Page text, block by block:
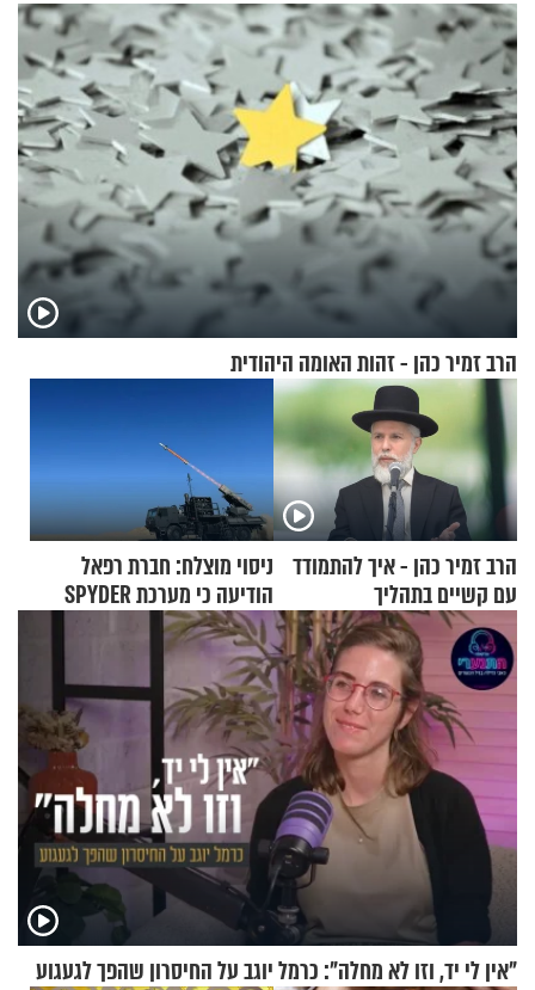
הרב זמיר כהן - זהות האומה היהודית
הרב זמיר כהן - איך להתמודד
עם קשיים בתהליך
ההתחזקות?
ניסוי מוצלח: חברת רפאל
הודיעה כי מערכת SPYDER
הצליחה ליירט כטב"ם
"אין לי יד, וזו לא מחלה": כרמל יוגב על החיסרון שהפך לגעגוע